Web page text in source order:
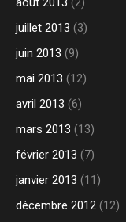
juillet 2013 (3)
juin 2013 (9)
mai 2013 (12)
avril 2013 (6)
mars 2013 (13)
février 2013 (7)
janvier 2013 (11)
décembre 2012 (12)